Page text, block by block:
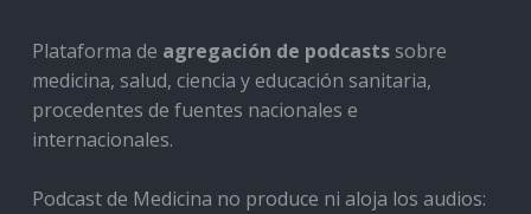
Plataforma de agregación de podcastssobre
medicina, salud, ciencia y educación sanitaria,
procedentes de fuentes nacionales e
internacionales.
Podcast de Medicina no produce ni aloja los audios: